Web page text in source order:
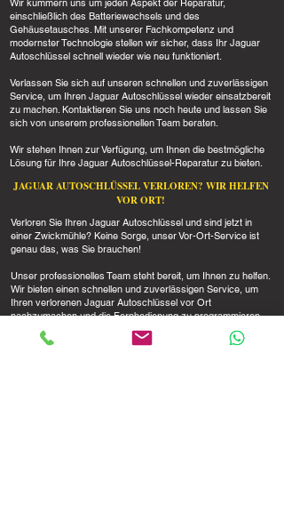
Wir kümmern uns um jeden Aspekt der Reparatur,
einschließlich des Batteriewechsels und des
Gehäusetausches. Mit unserer Fachkompetenz und
modernster Technologie stellen wir sicher, dass Ihr Jaguar
Autoschlüssel schnell wieder wie neu funktioniert.
Verlassen Sie sich auf unseren schnellen und zuverlässigen
Service, um Ihren Jaguar Autoschlüssel wieder einsatzbereit
zu machen. Kontaktieren Sie uns noch heute und lassen Sie
sich von unserem professionellen Team beraten.
Wir stehen Ihnen zur Verfügung, um Ihnen die bestmögliche
Lösung für Ihre Jaguar Autoschlüssel-Reparatur zu bieten.
JAGUAR AUTOSCHLÜSSEL VERLOREN? WIR HELFEN
VOR ORT!
Verloren Sie Ihren Jaguar Autoschlüssel und sind jetzt in
einer Zwickmühle? Keine Sorge, unser Vor-Ort-Service ist
genau das, was Sie brauchen!
Unser professionelles Team steht bereit, um Ihnen zu helfen.
Wir bieten einen schnellen und zuverlässigen Service, um
Ihren verlorenen Jaguar Autoschlüssel vor Ort
nachzumachen und die Fernbedienung zu programmieren.
Egal, wo Sie sind, wir kommen zu Ihnen und kümmern uns
um alles vor Ort.